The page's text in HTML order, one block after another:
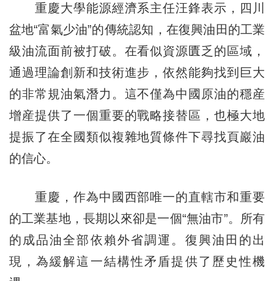
重慶大學能源經濟系主任汪鋒表示，四川
盆地“富氣少油”的傳統認知，在復興油田的工業
級油流面前被打破。在看似資源匱乏的區域，
通過理論創新和技術進步，依然能夠找到巨大
的非常規油氣潛力。這不僅為中國原油的穩産
增産提供了一個重要的戰略接替區，也極大地
提振了在全國類似複雜地質條件下尋找頁巖油
的信心。
重慶，作為中國西部唯一的直轄市和重要
的工業基地，長期以來卻是一個“無油市”。所有
的成品油全部依賴外省調運。復興油田的出
現，為緩解這一結構性矛盾提供了歷史性機